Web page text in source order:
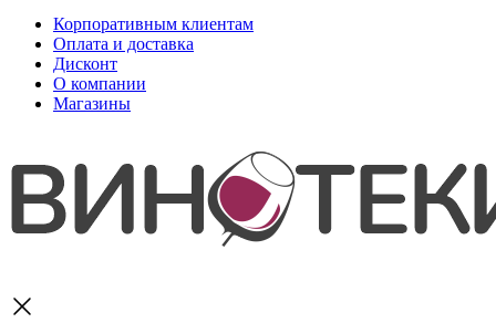
Корпоративным клиентам
Оплата и доставка
Дисконт
О компании
Магазины